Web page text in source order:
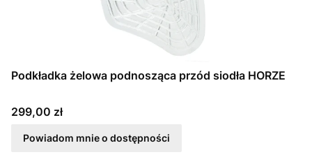
Podkładka żelowa podnosząca przód siodła HORZE
Cena
299,00 zł
Powiadom mnie o dostępności